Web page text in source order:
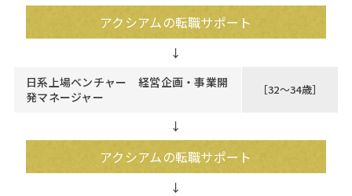
アクシアムの転職サポート
日系上場ベンチャー 経営企画・事業開
発マネージャー
［32～34歳］
↓
アクシアムの転職サポート